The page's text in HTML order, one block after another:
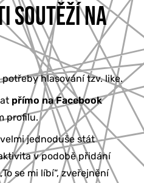
SOUTĚŽÍ NA
hlasování tzv. like.
přímo na Facebook
profilu.
jednoduše stát
v podobě přidání
se mi líbí“, zveřejnění